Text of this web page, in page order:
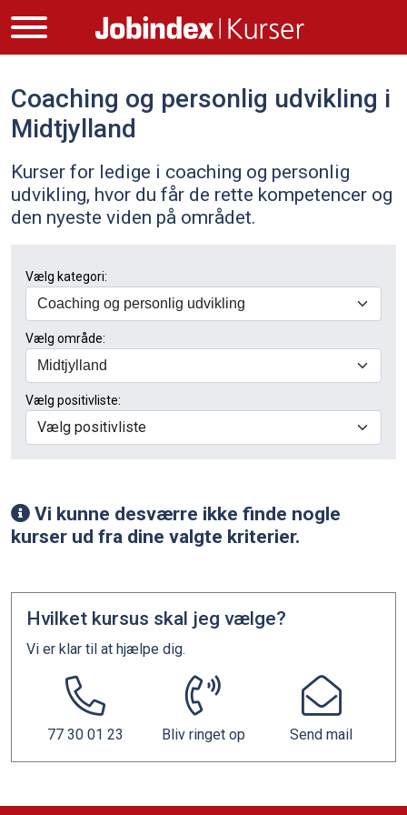
Coaching og personlig udvikling i
Midtjylland
Kurser for ledige i coaching og personlig
udvikling, hvor du får de rette kompetencer og
den nyeste viden på området.
Vælg kategori:
Vælg område:
Vælg positivliste:
Vælg positivliste
Vi kunne desværre ikke finde nogle
kurser ud fra dine valgte kriterier.
Hvilket kursus skal jeg vælge?
Vi er klar til at hjælpe dig.
77 30 01 23 Bliv ringet op Send mail